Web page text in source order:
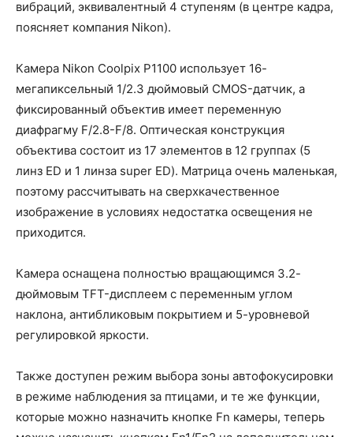
вибраций, эквивалентный 4 ступеням (в центре кадра,
поясняет компания Nikon).
Камера Nikon Coolpix P1100 использует 16-
мегапиксельный 1/2.3 дюймовый CMOS-датчик, а
фиксированный объектив имеет переменную
диафрагму F/2.8-F/8. Оптическая конструкция
объектива состоит из 17 элементов в 12 группах (5
линз ED и 1 линза super ED). Матрица очень маленькая,
поэтому рассчитывать на сверхкачественное
изображение в условиях недостатка освещения не
приходится.
Камера оснащена полностью вращающимся 3.2-
дюймовым TFT-дисплеем с переменным углом
наклона, антибликовым покрытием и 5-уровневой
регулировкой яркости.
Также доступен режим выбора зоны автофокусировки
в режиме наблюдения за птицами, и те же функции,
которые можно назначить кнопке Fn камеры, теперь